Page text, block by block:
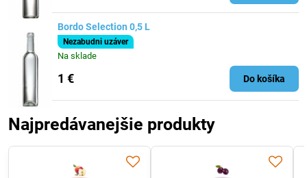
Bordo Selection 0,5 L
Nezabudni uzáver
Na sklade
1 € Do košíka
Najpredávanejšie produkty